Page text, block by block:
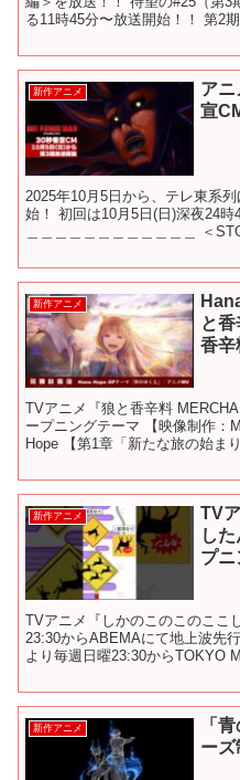
る11時45分〜放送開始！！ 第2
新作アニメ
ア
宣
2025年10月5日から、テレ東系
始！ 初回は10月5日(日)深夜24時
＿＿＿＿＿＿＿＿＿＿＿＿ ＜
新作アニメ
と
香辛
TVアニメ『狼と香辛料
ープニングテーマ 【映像制作：
Hope 【第1章「新たな旅の始ま
新作アニメ
TV
し
プニ
TVアニメ『しかのこのこのここ
23:30からABEMAにて地上波先
より毎週日曜23:30からTOKYO
新作アニメ
「
ーズ